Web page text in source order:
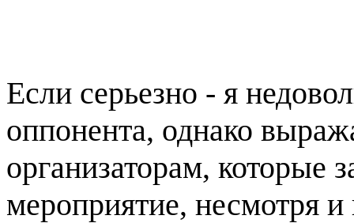
Если серьезно - я
оппонента, однако
организаторам, которые
мероприятие, несмотря